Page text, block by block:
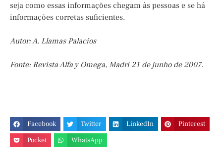
seja como essas informações chegam às pessoas e se há
informações corretas suficientes.
Autor: A. Llamas Palacios
Fonte: Revista Alfa y Omega, Madri 21 de junho de 2007.
Facebook Twitter LinkedIn
Pinterest
Pocket
WhatsApp